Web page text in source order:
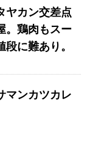
ヤカン交差点
。鶏肉もスー
に難あり。
マンカツカレ